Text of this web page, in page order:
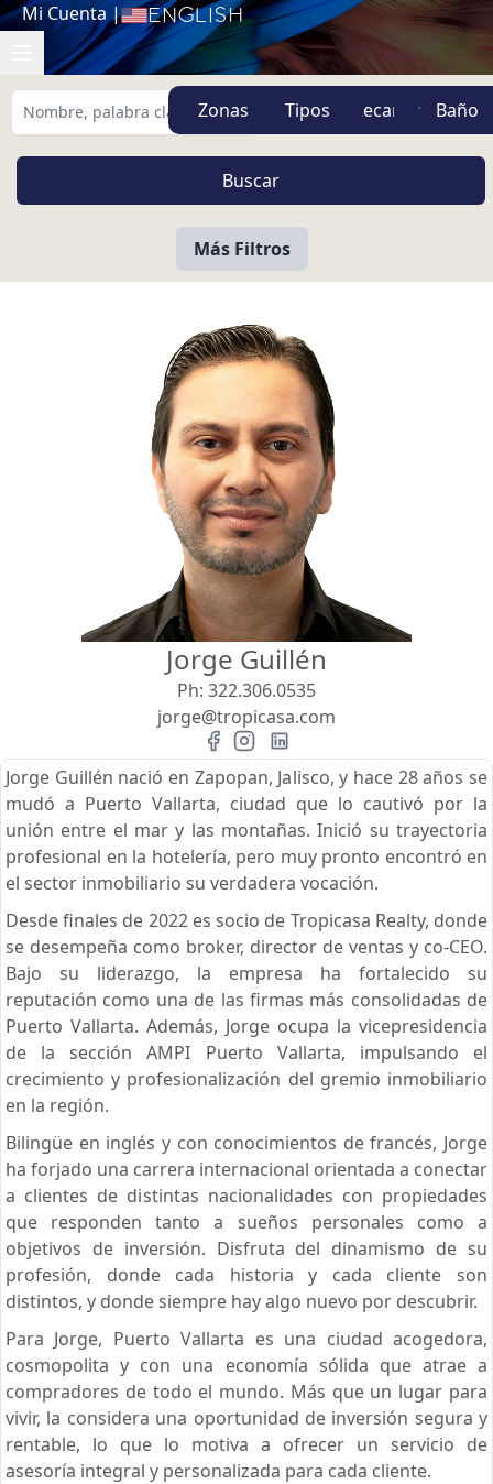
Mi Cuenta | English
Zonas Tipos
Más Filtros
Vista
Pie de Playa Buscar usando:
MXN
Menor Precio Primero
Jorge Guillén
Ph: 322.306.0535
jorge@tropicasa.com
Jorge Guillén nació en Zapopan, Jalisco, y hace 28 años se
mudó a Puerto Vallarta, ciudad que lo cautivó por la
unión entre el mar y las montañas. Inició su trayectoria
profesional en la hotelería, pero muy pronto encontró en
el sector inmobiliario su verdadera vocación.
Desde finales de 2022 es socio de Tropicasa Realty, donde
se desempeña como broker, director de ventas y co-CEO.
Bajo su liderazgo, la empresa ha fortalecido su
reputación como una de las firmas más consolidadas de
Puerto Vallarta. Además, Jorge ocupa la vicepresidencia
de la sección AMPI Puerto Vallarta, impulsando el
crecimiento y profesionalización del gremio inmobiliario
en la región.
Bilingüe en inglés y con conocimientos de francés, Jorge
ha forjado una carrera internacional orientada a conectar
a clientes de distintas nacionalidades con propiedades
que responden tanto a sueños personales como a
objetivos de inversión. Disfruta del dinamismo de su
profesión, donde cada historia y cada cliente son
distintos, y donde siempre hay algo nuevo por descubrir.
Para Jorge, Puerto Vallarta es una ciudad acogedora,
cosmopolita y con una economía sólida que atrae a
compradores de todo el mundo. Más que un lugar para
vivir, la considera una oportunidad de inversión segura y
rentable, lo que lo motiva a ofrecer un servicio de
asesoría integral y personalizada para cada cliente.